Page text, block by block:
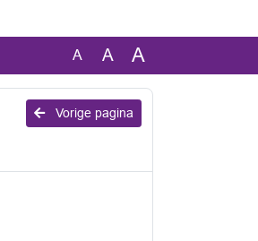
A A A
Vorige pagina